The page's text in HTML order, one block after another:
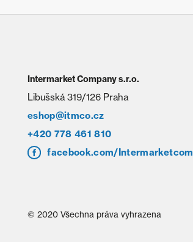
Intermarket Company s.r.o.
Libušská 319/126 Praha
eshop@itmco.cz
+420 778 461 810
facebook.com/Intermarketcom
© 2020 Všechna práva vyhrazena